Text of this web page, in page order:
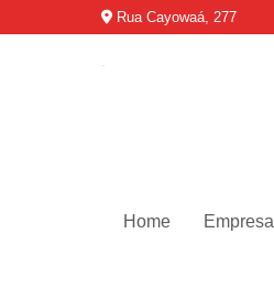
Rua Cayowaá, 277
Home Empresa